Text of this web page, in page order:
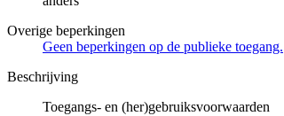
Overige beperkingen
Geen beperkingen op de publieke toegang.
Beschrijving
Toegangs- en (her)gebruiksvoorwaarden